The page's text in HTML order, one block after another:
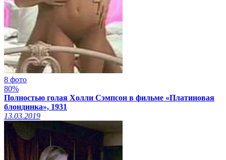
8 фото
80%
Полностью голая Холли Сэмпсон в фильме «Платиновая
блондинка», 1931
13.03.2019